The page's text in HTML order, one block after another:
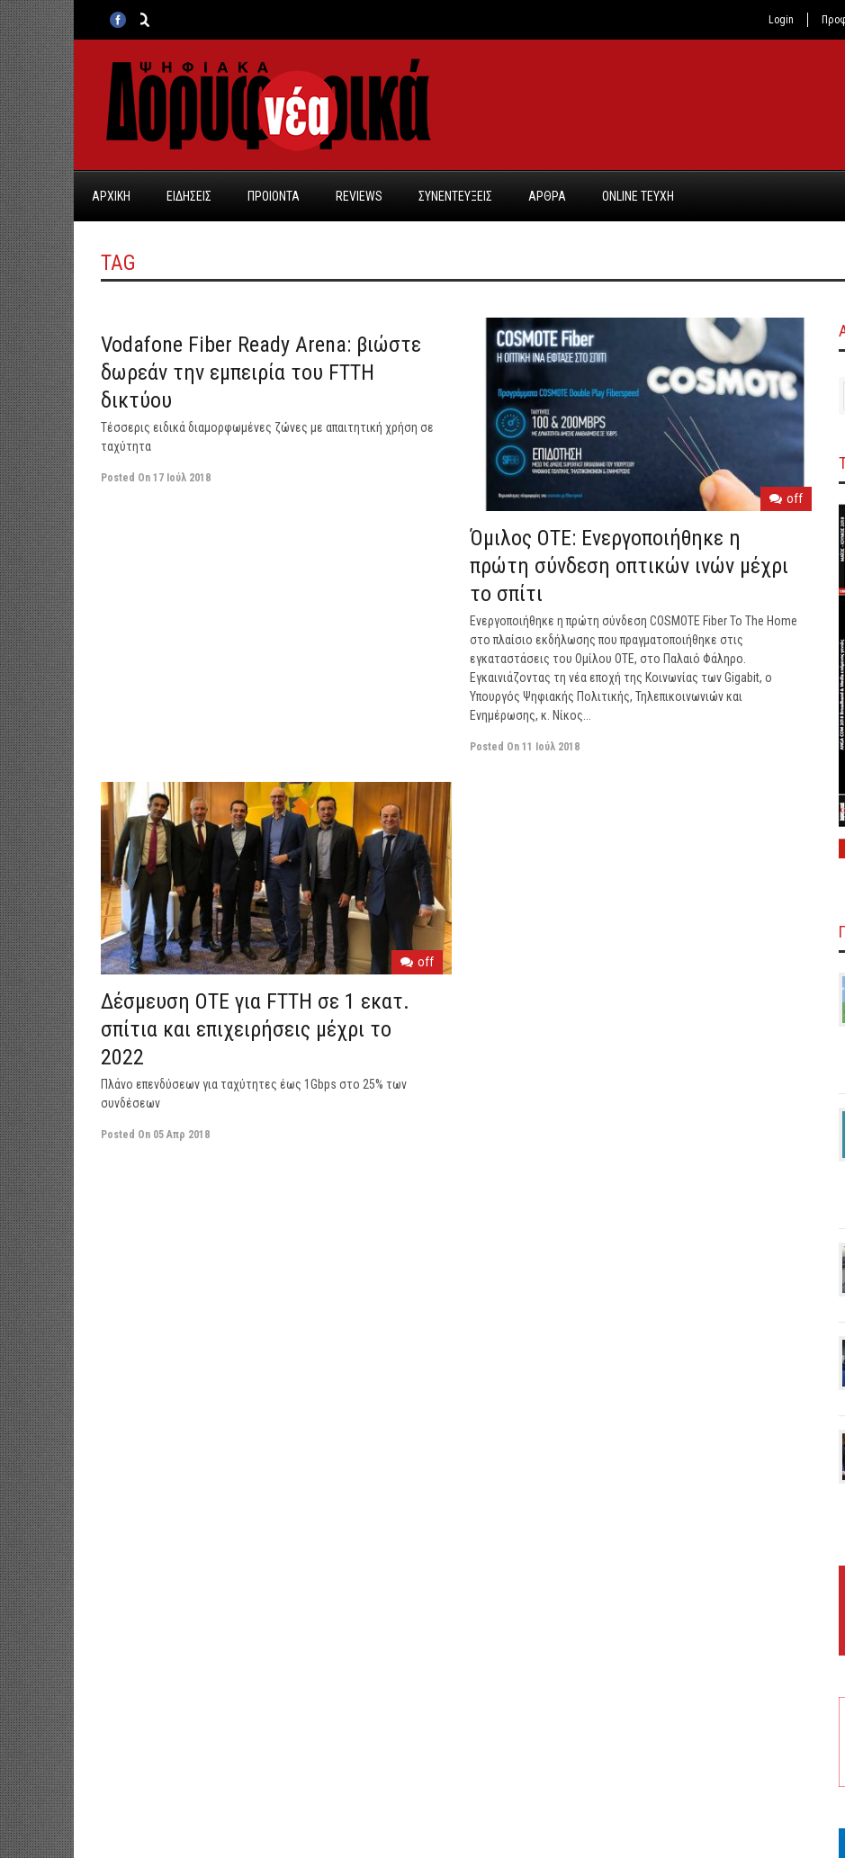
Login
ΑΡΧΙΚΗ ΕΙΔΗΣΕΙΣ ΠΡΟΙΟΝΤΑ REVIEWS ΣΥΝΕΝΤΕΥΞΕΙΣ ΑΡΘΡΑ ONLINE TEYXH
TAG
Vodafone Fiber Ready Arena: βιώστε
δωρεάν την εμπειρία του FTTH
δικτύου
Τέσσερις ειδικά διαμορφωμένες ζώνες με απαιτητική χρήση σε
ταχύτητα
Posted On 17 Ιούλ 2018
off
Όμιλος ΟΤΕ: Ενεργοποιήθηκε η
πρώτη σύνδεση οπτικών ινών μέχρι
το σπίτι
Ενεργοποιήθηκε η πρώτη σύνδεση COSMOTE Fiber To The Home
στο πλαίσιο εκδήλωσης που πραγματοποιήθηκε στις
εγκαταστάσεις του Ομίλου ΟΤΕ, στο Παλαιό Φάληρο.
Εγκαινιάζοντας τη νέα εποχή της Κοινωνίας των Gigabit, ο
Υπουργός Ψηφιακής Πολιτικής, Τηλεπικοινωνιών και
Ενημέρωσης, κ. Νίκος...
Posted On 11 Ιούλ 2018
off
Δέσμευση ΟΤΕ για FTTH σε 1 εκατ.
σπίτια και επιχειρήσεις μέχρι το
2022
Πλάνο επενδύσεων για ταχύτητες έως 1Gbps στο 25% των
συνδέσεων
Posted On 05 Απρ 2018